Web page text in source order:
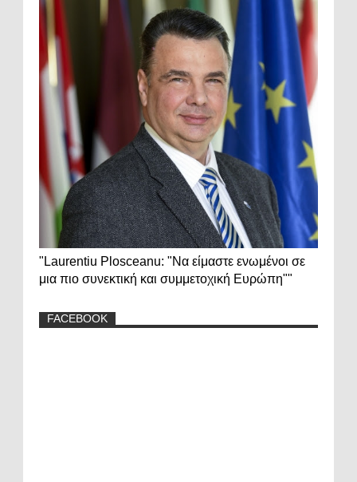
"Laurentiu Plosceanu: "Να είμαστε ενωμένοι σε
μια πιο συνεκτική και συμμετοχική Ευρώπη""
FACEBOOK